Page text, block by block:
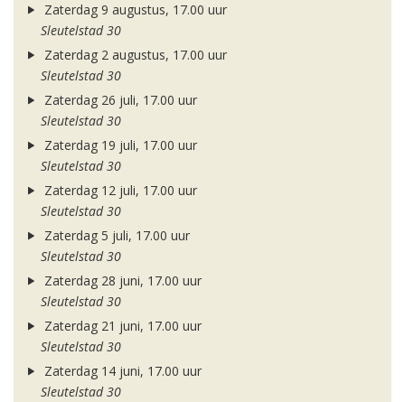
Zaterdag 9 augustus, 17.00 uur
Sleutelstad 30
Zaterdag 2 augustus, 17.00 uur
Sleutelstad 30
Zaterdag 26 juli, 17.00 uur
Sleutelstad 30
Zaterdag 19 juli, 17.00 uur
Sleutelstad 30
Zaterdag 12 juli, 17.00 uur
Sleutelstad 30
Zaterdag 5 juli, 17.00 uur
Sleutelstad 30
Zaterdag 28 juni, 17.00 uur
Sleutelstad 30
Zaterdag 21 juni, 17.00 uur
Sleutelstad 30
Zaterdag 14 juni, 17.00 uur
Sleutelstad 30